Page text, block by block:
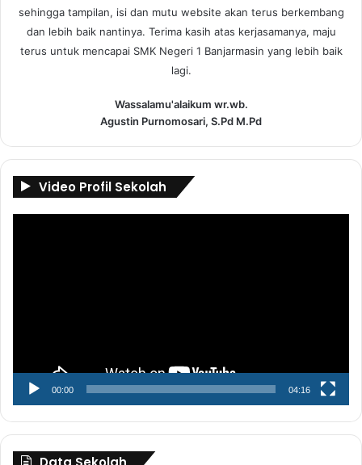
sehingga tampilan, isi dan mutu website akan terus berkembang
dan lebih baik nantinya. Terima kasih atas kerjasamanya, maju
terus untuk mencapai SMK Negeri 1 Banjarmasin yang lebih baik
lagi.
Wassalamu'alaikum wr.wb.
Agustin Purnomosari, S.Pd M.Pd
Video Profil Sekolah
00:00 04:16